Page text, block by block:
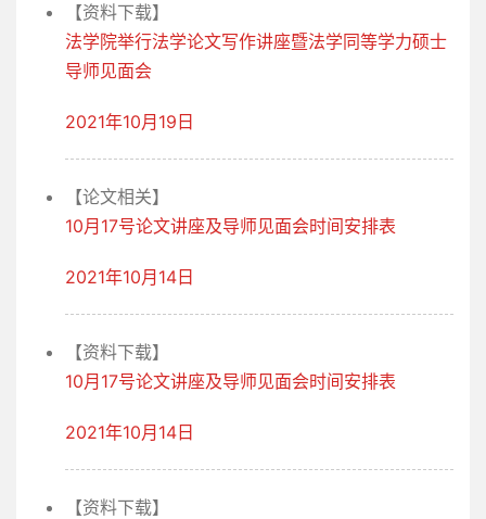
【资料下载】
法学院举行法学论文写作讲座暨法学同等学力硕士
导师见面会
2021年10月19日
【论文相关】
10月17号论文讲座及导师见面会时间安排表
2021年10月14日
【资料下载】
10月17号论文讲座及导师见面会时间安排表
2021年10月14日
【资料下载】